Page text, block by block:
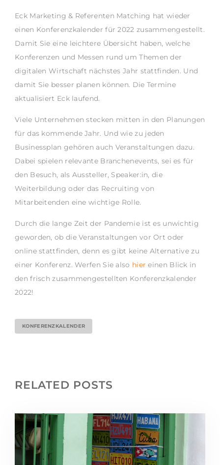
Eck Marketing & Referenten Matching hat wieder
einen Konferenzkalender für 2022 zusammengestellt.
Damit Sie eine leichtere Übersicht haben, welche
Konferenzen und Messen rund um Themen der
digitalen Wirtschaft nächstes Jahr stattfinden. Und
damit Sie besser planen können. Die Termine
aktualisiert Eck laufend.
Viele Unternehmen stecken mitten in den Planungen
für das kommende Jahr. Und wie zu jeden
Businessplan gehören auch Veranstaltungen dazu.
Dabei spielen relevante Branchenevents, sei es für
den Besuch, als Aussteller, Speaker:in, die
Weiterbildung oder das Recruiting von
Mitarbeitenden eine wichtige Rolle.
Durch die lange Zeit der Pandemie ist es unwichtig
geworden, ob die Veranstaltungen vor Ort oder
online stattfinden, denn es gibt keine Alternative zu
einer Konferenz. Werfen Sie also hier einen Blick in
den frisch zusammengestellten Konferenzkalender
2022!
KONFERENZKALENDER
RELATED POSTS